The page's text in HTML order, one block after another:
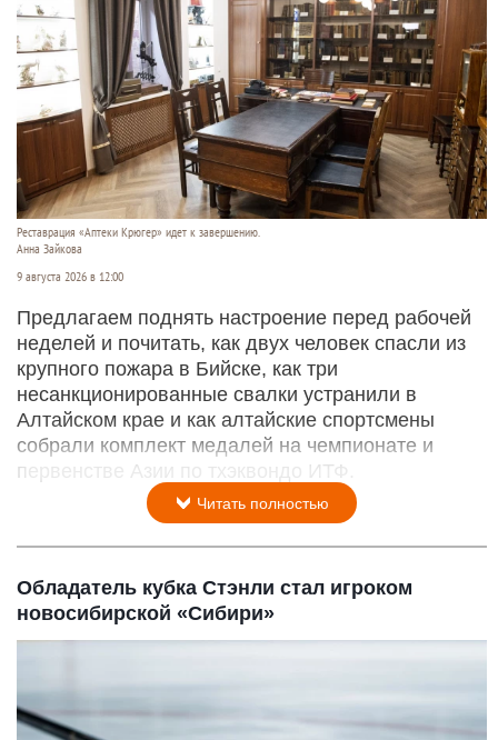
Реставрация «Аптеки Крюгер» идет к завершению.
Анна Зайкова
9 августа 2026 в 12:00
Предлагаем поднять настроение перед рабочей
неделей и почитать, как двух человек спасли из
крупного пожара в Бийске, как три
несанкционированные свалки устранили в
Алтайском крае и как алтайские спортсмены
собрали комплект медалей на чемпионате и
первенстве Азии по тхэквондо ИТФ.
Читать полностью
Обладатель кубка Стэнли стал игроком
новосибирской «Сибири»